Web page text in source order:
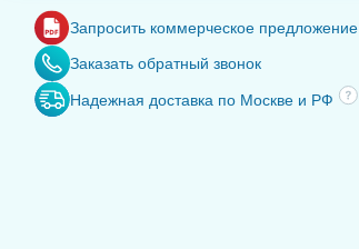
Запросить коммерческое предложение
Заказать обратный звонок
Надежная доставка по Москве и РФ